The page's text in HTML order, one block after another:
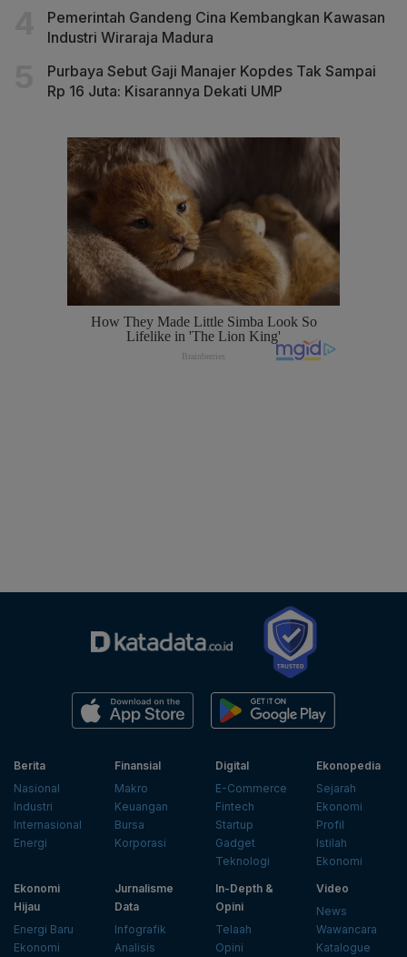
Pemerintah Gandeng Cina Kembangkan Kawasan
Industri Wiraraja Madura
Purbaya Sebut Gaji Manajer Kopdes Tak Sampai
Rp 16 Juta: Kisarannya Dekati UMP
Berita
Nasional
Industri
Internasional
Energi
Finansial
Makro
Keuangan
Bursa
Korporasi
Digital
E-Commerce
Fintech
Startup
Gadget
Teknologi
Ekonopedia
Sejarah
Ekonomi
Profil
Istilah
Ekonomi
Ekonomi
Hijau
Energi Baru
Ekonomi
Jurnalisme
Data
Infografik
Analisis
In-Depth &
Opini
Telaah
Opini
Video
News
Wawancara
Katalogue